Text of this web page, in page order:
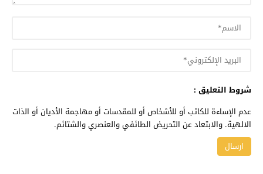
شروط التعليق :
عدم الإساءة للكاتب أو للأشخاص أو للمقدسات أو مهاجمة الأديان أو الذات
الالهية. والابتعاد عن التحريض الطائفي والعنصري والشتائم.